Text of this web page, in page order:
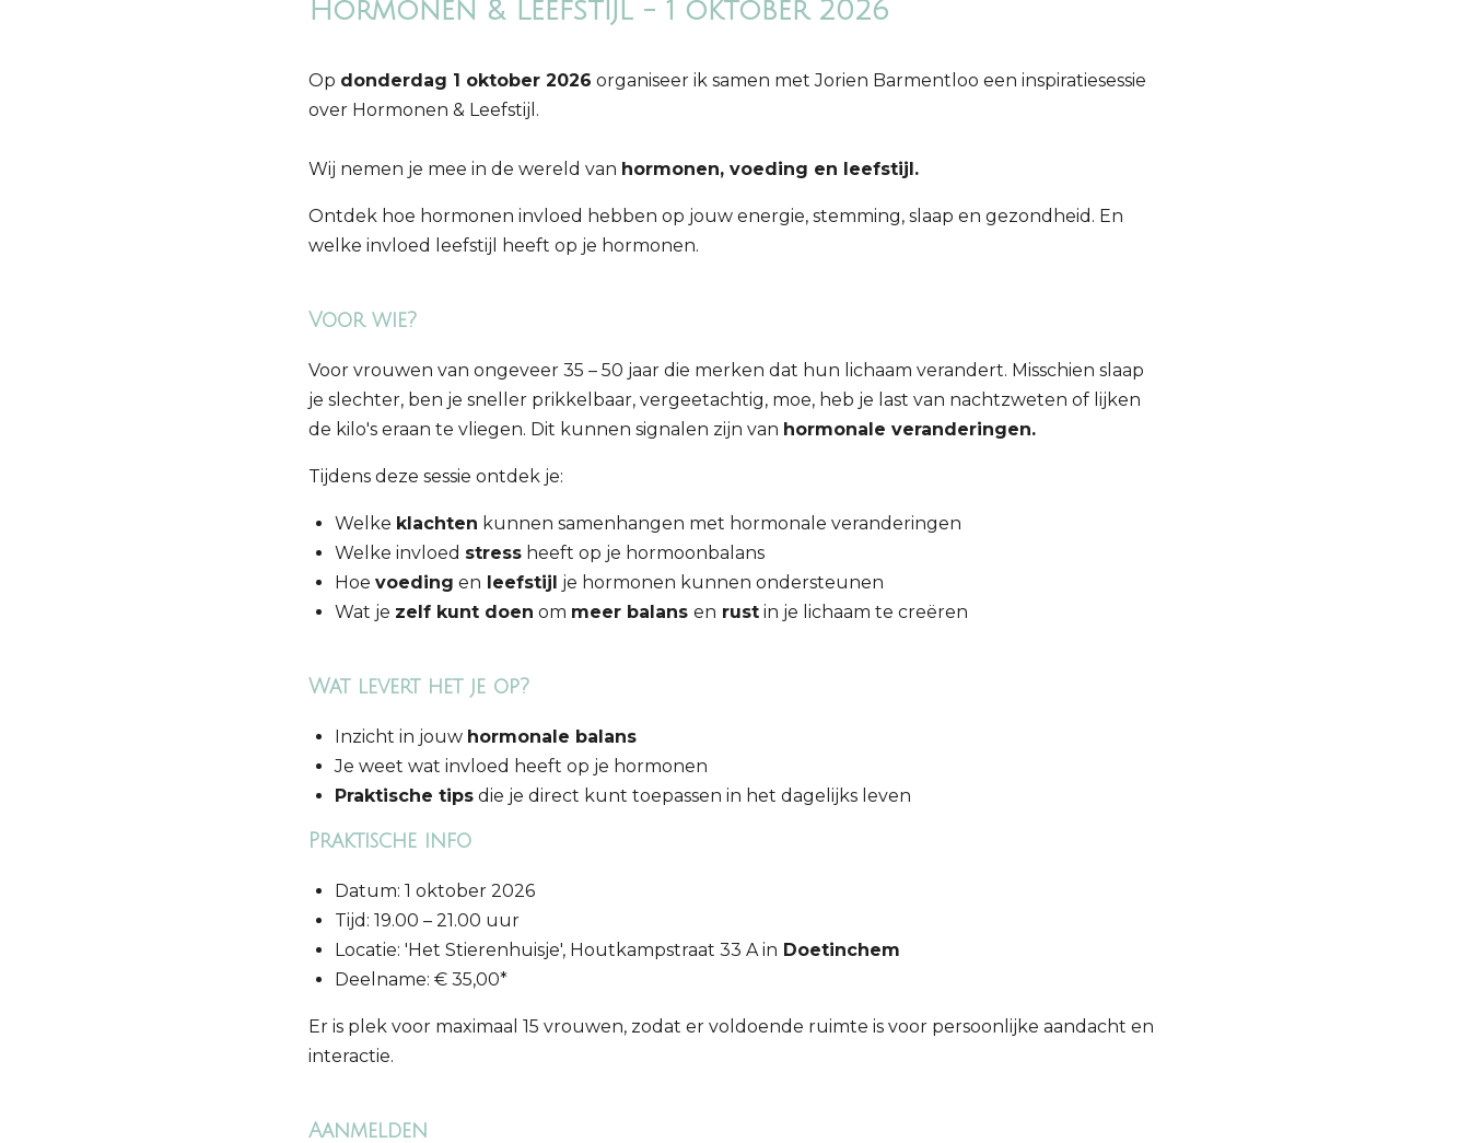
Hormonen & Leefstijl - 1 oktober 2026
Op donderdag 1 oktober 2026 organiseer ik samen met Jorien Barmentloo een inspiratiesessie
over Hormonen & Leefstijl.
Wij nemen je mee in de wereld van hormonen, voeding en leefstijl.
Ontdek hoe hormonen invloed hebben op jouw energie, stemming, slaap en gezondheid. En
welke invloed leefstijl heeft op je hormonen.
Voor wie?
Voor vrouwen van ongeveer 35 – 50 jaar die merken dat hun lichaam verandert. Misschien slaap
je slechter, ben je sneller prikkelbaar, vergeetachtig, moe, heb je last van nachtzweten of lijken
de kilo's eraan te vliegen. Dit kunnen signalen zijn van hormonale veranderingen.
Tijdens deze sessie ontdek je:
Welke klachten kunnen samenhangen met hormonale veranderingen
Welke invloed stress heeft op je hormoonbalans
Hoe voeding en leefstijl je hormonen kunnen ondersteunen
Wat je zelf kunt doen om meer balans en rust in je lichaam te creëren
Wat levert het je op?
Inzicht in jouw hormonale balans
Je weet wat invloed heeft op je hormonen
Praktische tips die je direct kunt toepassen in het dagelijks leven
Praktische info
Datum: 1 oktober 2026
Tijd: 19.00 – 21.00 uur
Locatie: 'Het Stierenhuisje', Houtkampstraat 33 A in Doetinchem
Deelname: € 35,00*
Er is plek voor maximaal 15 vrouwen, zodat er voldoende ruimte is voor persoonlijke aandacht en
interactie.
Aanmelden